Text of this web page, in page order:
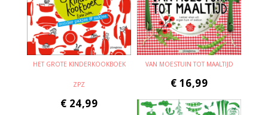
HET GROTE KINDERKOOKBOEK
ZPZ
€ 24,99
VAN MOESTUIN TOT MAALTIJD
€ 16,99